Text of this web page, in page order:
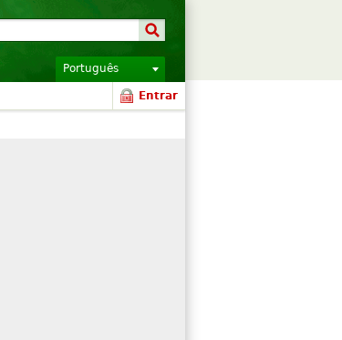
Português
Entrar